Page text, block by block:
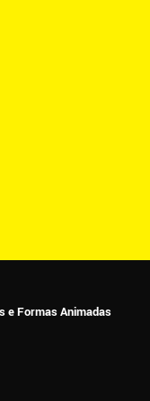
e Formas Animadas